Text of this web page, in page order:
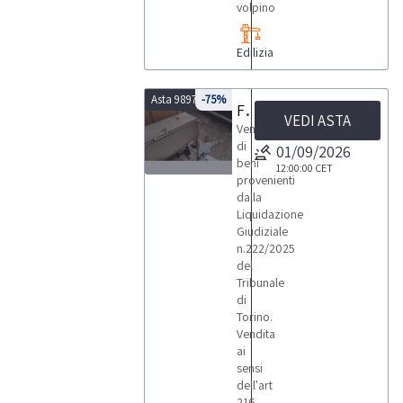
volpino
Edilizia
Asta 9897 -75%
Furgone Ford Transit autovettura Fiat attrezzatura varia da cantiere
Vendita
di
beni
provenienti
dalla
Liquidazione
Giudiziale
n.222/2025
del
Tribunale
di
Torino.
Vendita
ai
sensi
dell'art
VEDI ASTA
01/09/2026
12:00:00 CET